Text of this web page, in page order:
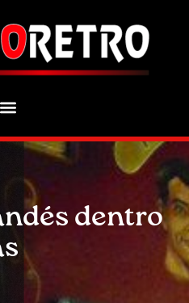
dentro